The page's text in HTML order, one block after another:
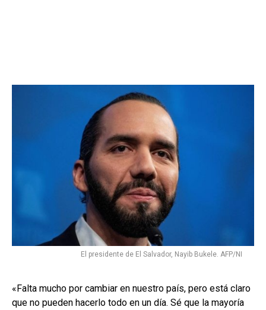
El presidente de El Salvador, Nayib Bukele. AFP/NI
«Falta mucho por cambiar en nuestro país, pero está claro
que no pueden hacerlo todo en un día. Sé que la mayoría